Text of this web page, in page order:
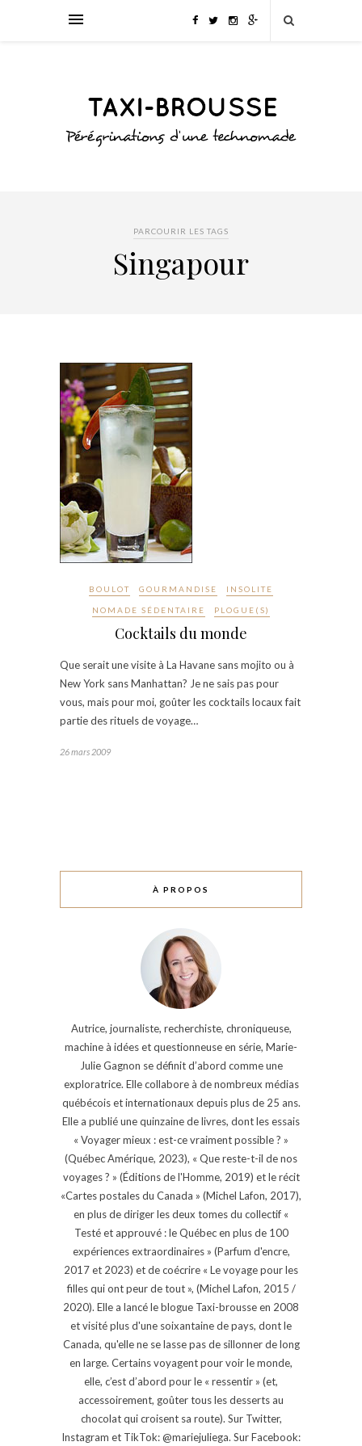
PARCOURIR LES TAGS
Singapour
BOULOT GOURMANDISE INSOLITE
NOMADE SÉDENTAIRE PLOGUE(S)
Cocktails du monde
Que serait une visite à La Havane sans mojito ou à
New York sans Manhattan? Je ne sais pas pour
vous, mais pour moi, goûter les cocktails locaux fait
partie des rituels de voyage…
26 mars 2009
À PROPOS
Autrice, journaliste, recherchiste, chroniqueuse,
machine à idées et questionneuse en série, Marie-
Julie Gagnon se définit d’abord comme une
exploratrice. Elle collabore à de nombreux médias
québécois et internationaux depuis plus de 25 ans.
Elle a publié une quinzaine de livres, dont les essais
« Voyager mieux : est-ce vraiment possible ? »
(Québec Amérique, 2023), « Que reste-t-il de nos
voyages ? » (Éditions de l'Homme, 2019) et le récit
«Cartes postales du Canada » (Michel Lafon, 2017),
en plus de diriger les deux tomes du collectif «
Testé et approuvé : le Québec en plus de 100
expériences extraordinaires » (Parfum d'encre,
2017 et 2023) et de coécrire « Le voyage pour les
filles qui ont peur de tout », (Michel Lafon, 2015 /
2020). Elle a lancé le blogue Taxi-brousse en 2008
et visité plus d'une soixantaine de pays, dont le
Canada, qu'elle ne se lasse pas de sillonner de long
en large. Certains voyagent pour voir le monde,
elle, c’est d’abord pour le « ressentir » (et,
accessoirement, goûter tous les desserts au
chocolat qui croisent sa route). Sur Twitter,
Instagram et TikTok: @mariejuliega. Sur Facebook: